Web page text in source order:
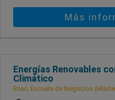
Más
Energías Renovables
Climático
Enac, Escuela de Negocios